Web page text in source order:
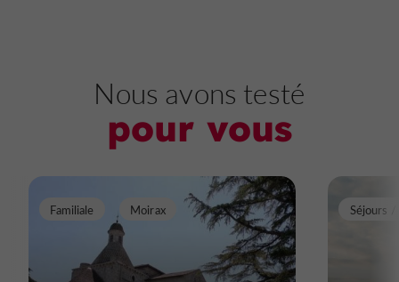
Nous avons testé
pour vous
Familiale Moirax Séjours /